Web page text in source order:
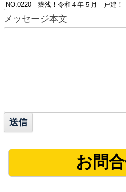
メッセージ本文
お問